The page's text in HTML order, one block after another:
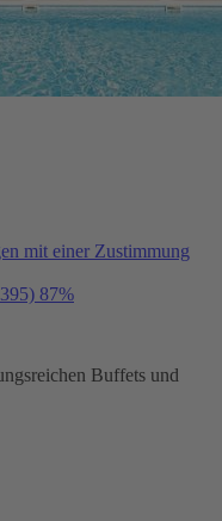
mit einer Zustimmung
87%
Buffets und